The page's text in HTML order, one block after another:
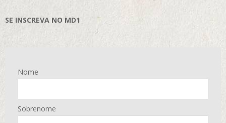
SE INSCREVA NO MD1
Nome
Sobrenome